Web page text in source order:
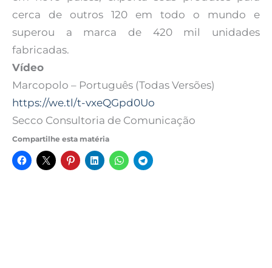
cerca de outros 120 em todo o mundo e
superou a marca de 420 mil unidades
fabricadas.
Vídeo
Marcopolo – Português (Todas Versões)
https://we.tl/t-vxeQGpd0Uo
Secco Consultoria de Comunicação
Compartilhe esta matéria